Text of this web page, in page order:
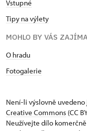
Vstupné
Tipy na výlety
MOHLO BY VÁS
O hradu
Fotogalerie
Není-li výslovně
Creative Commons (CC
Neužívejte dílo